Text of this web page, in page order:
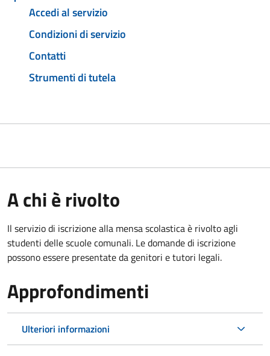
Accedi al servizio
Condizioni di servizio
Contatti
Strumenti di tutela
A chi è rivolto
Il servizio di iscrizione alla mensa scolastica è rivolto agli
studenti delle scuole comunali. Le domande di iscrizione
possono essere presentate da genitori e tutori legali.
Approfondimenti
Ulteriori informazioni